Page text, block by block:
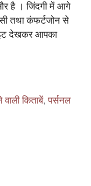
है । जिंदगी में आगे
तथा कंफर्टजोन से
देखकर आपका
किताबें,पर्सनल